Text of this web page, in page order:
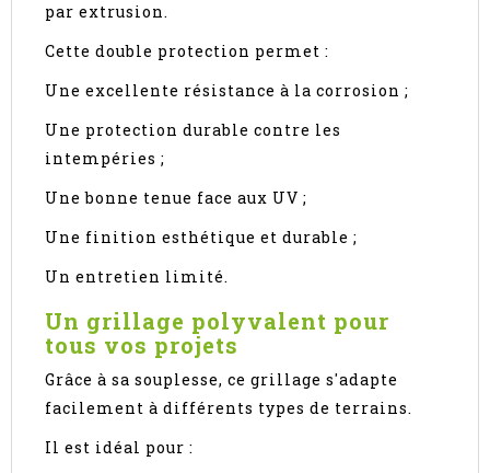
par extrusion.
Cette double protection permet :
Une excellente résistance à la corrosion ;
Une protection durable contre les
intempéries ;
Une bonne tenue face aux UV ;
Une finition esthétique et durable ;
Un entretien limité.
Un grillage polyvalent pour
tous vos projets
Grâce à sa souplesse, ce grillage s'adapte
facilement à différents types de terrains.
Il est idéal pour :